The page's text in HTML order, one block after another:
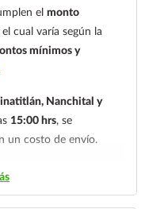
elmonto
el cual varía según la
mínimos y
Nanchital y
15:00 hrs, se
un costo de envío.
se envían mediante
en el territorio